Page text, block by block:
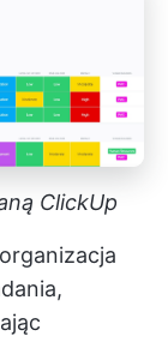
ClickUp